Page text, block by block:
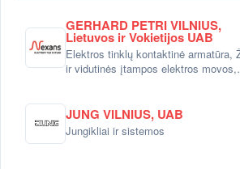
GERHARD PETRI VILNIUS,
Lietuvos ir Vokietijos UAB
Elektros tinklų kontaktinė armatūra,
ir vidutinės įtampos elektros movos,
tvirtinimo ir markiravimo gaminiai,
LED apšvietimas ir aliuminio profiliai,
Elektros instaliacijos sprendimai ir
JUNG VILNIUS, UAB
Jungikliai ir sistemos